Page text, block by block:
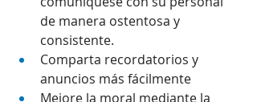
de manera ostentosa y
consistente.
Comparta recordatorios y
anuncios más fácilmente
Mejore la moral mediante la